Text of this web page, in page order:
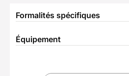
Formalités spécifiques
Équipement